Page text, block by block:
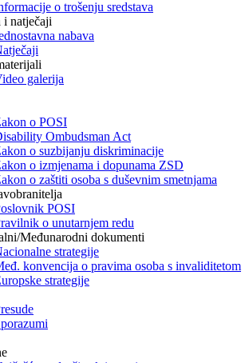
o trošenju sredstava
i natječaji
nabava
galerija
o POSI
Ombudsman Act
o suzbijanju diskriminacije
o izmjenama i dopunama ZSD
o zaštiti osoba s duševnim smetnjama
POSI
o unutarnjem redu
Međunarodni dokumenti
strategije
konvencija o pravima osoba s invaliditetom
strategije